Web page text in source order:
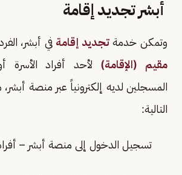
أبشر تجديد إقامة
وتمكن خدمةتجديد إقامة في أبشر،
مقيم (الإقامة) لأحد أفراد الأسرة
المسجلين لديه إلكترونياً عبر منصة
التالية:
تسجيل الدخول إلى منصة أبشر –